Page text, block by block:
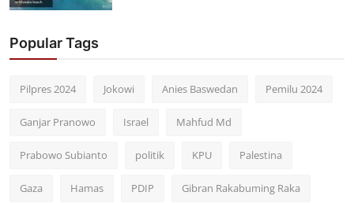
Popular Tags
Pilpres 2024 Jokowi Anies Baswedan Pemilu 2024
Ganjar Pranowo Israel Mahfud Md
Prabowo Subianto politik KPU Palestina
Gaza Hamas PDIP Gibran Rakabuming Raka